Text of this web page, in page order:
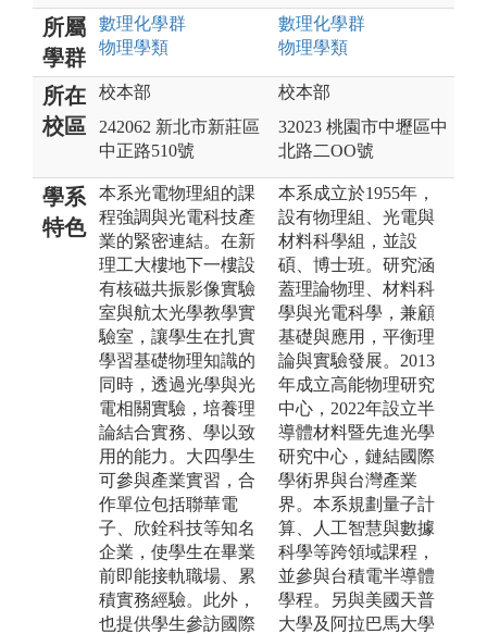
所屬
學群
數理化學群
物理學類
數理化學群
物理學類
所在
校區
校本部
242062 新北市新莊區
中正路510號
校本部
32023 桃園市中壢區中
北路二OO號
學系
特色
本系光電物理組的課
程強調與光電科技產
業的緊密連結。在新
理工大樓地下一樓設
有核磁共振影像實驗
室與航太光學教學實
驗室，讓學生在扎實
學習基礎物理知識的
同時，透過光學與光
電相關實驗，培養理
論結合實務、學以致
用的能力。大四學生
可參與產業實習，合
作單位包括聯華電
子、欣銓科技等知名
企業，使學生在畢業
前即能接軌職場、累
積實務經驗。此外，
也提供學生參訪國際
本系成立於1955年，
設有物理組、光電與
材料科學組，並設
碩、博士班。研究涵
蓋理論物理、材料科
學與光電科學，兼顧
基礎與應用，平衡理
論與實驗發展。2013
年成立高能物理研究
中心，2022年設立半
導體材料暨先進光學
研究中心，鏈結國際
學術界與台灣產業
界。本系規劃量子計
算、人工智慧與數據
科學等跨領域課程，
並參與台積電半導體
學程。另與美國天普
大學及阿拉巴馬大學